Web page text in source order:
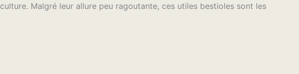
Malgré leur allure peu ragoutante, ces utiles bestioles sont les